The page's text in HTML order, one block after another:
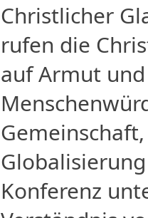
Christlicher
rufen die
auf Armut
Konferenz